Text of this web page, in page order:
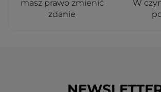
masz prawo zmienić
zdanie
W